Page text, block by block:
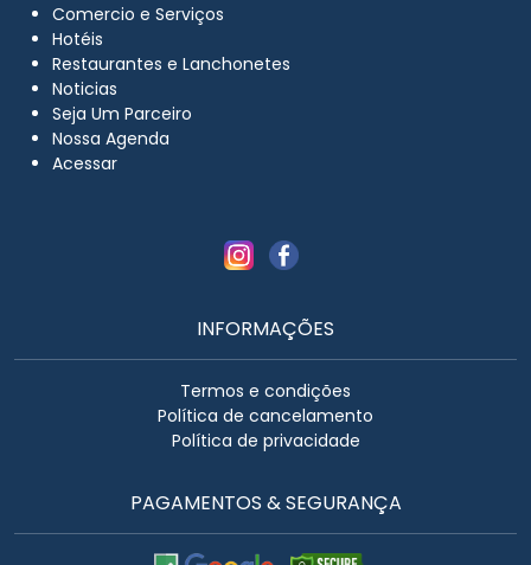
Comercio e Serviços
Hotéis
Restaurantes e Lanchonetes
Noticias
Seja Um Parceiro
Nossa Agenda
Acessar
INFORMAÇÕES
Termos e condições
Política de cancelamento
Política de privacidade
PAGAMENTOS & SEGURANÇA